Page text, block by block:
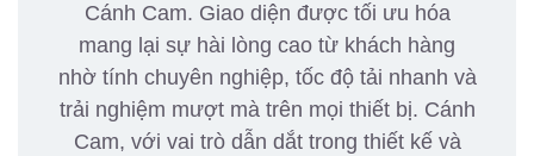
Cánh Cam. Giao diện được tối ưu hóa
mang lại sự hài lòng cao từ khách hàng
nhờ tính chuyên nghiệp, tốc độ tải nhanh và
trải nghiệm mượt mà trên mọi thiết bị. Cánh
Cam, với vai trò dẫn dắt trong thiết kế và